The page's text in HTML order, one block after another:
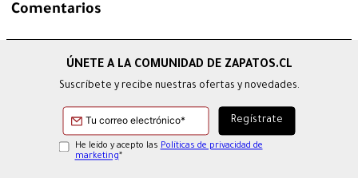
Comentarios
Suscríbete y recibe nuestras ofertas y novedades.
He leído y acepto las Políticas de privacidad de
marketing*